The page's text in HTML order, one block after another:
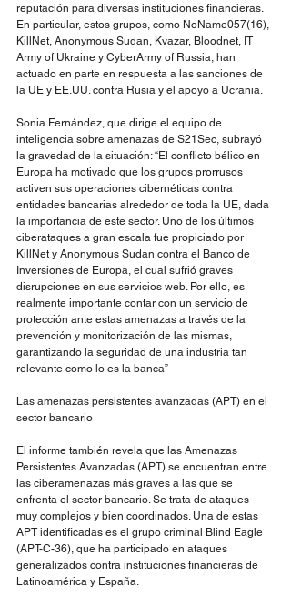
reputación para diversas instituciones financieras.
En particular, estos grupos, como NoName057(16),
KillNet, Anonymous Sudan, Kvazar, Bloodnet, IT
Army of Ukraine y CyberArmy of Russia, han
actuado en parte en respuesta a las sanciones de
la UE y EE.UU. contra Rusia y el apoyo a Ucrania.
Sonia Fernández, que dirige el equipo de
inteligencia sobre amenazas de S21Sec, subrayó
la gravedad de la situación: “El conflicto bélico en
Europa ha motivado que los grupos prorrusos
activen sus operaciones cibernéticas contra
entidades bancarias alrededor de toda la UE, dada
la importancia de este sector. Uno de los últimos
ciberataques a gran escala fue propiciado por
KillNet y Anonymous Sudan contra el Banco de
Inversiones de Europa, el cual sufrió graves
disrupciones en sus servicios web. Por ello, es
realmente importante contar con un servicio de
protección ante estas amenazas a través de la
prevención y monitorización de las mismas,
garantizando la seguridad de una industria tan
relevante como lo es la banca”
Las amenazas persistentes avanzadas (APT) en el
sector bancario
El informe también revela que las Amenazas
Persistentes Avanzadas (APT) se encuentran entre
las ciberamenazas más graves a las que se
enfrenta el sector bancario. Se trata de ataques
muy complejos y bien coordinados. Una de estas
APT identificadas es el grupo criminal Blind Eagle
(APT-C-36), que ha participado en ataques
generalizados contra instituciones financieras de
Latinoamérica y España.